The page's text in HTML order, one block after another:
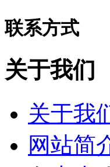
联系方式
关于我们
关于我
网站简